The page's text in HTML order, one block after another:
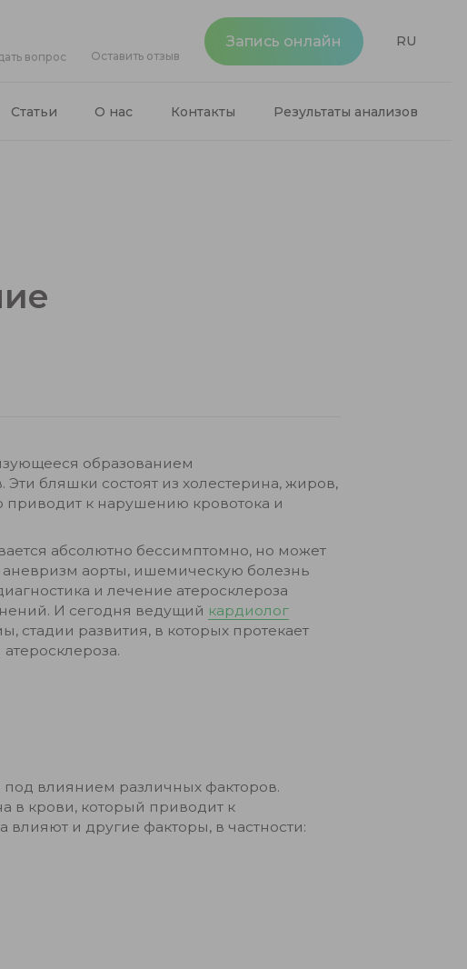
вопрос Оставить отзыв
Запись онлайн RU
Статьи О нас Контакты Результаты анализов
образованием
бляшки состоят из холестерина, жиров,
приводит к нарушению кровотока и
абсолютно бессимптомно, но может
аневризм аорты, ишемическую болезнь
и лечение атеросклероза
И сегодня ведущий кардиолог
стадии развития, в которых протекает
под влиянием различных факторов.
в крови, который приводит к
влияют и другие факторы, в частности: